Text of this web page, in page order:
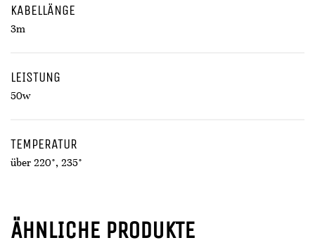
KABELLÄNGE
3m
LEISTUNG
50w
TEMPERATUR
über 220°, 235°
ÄHNLICHE PRODUKTE